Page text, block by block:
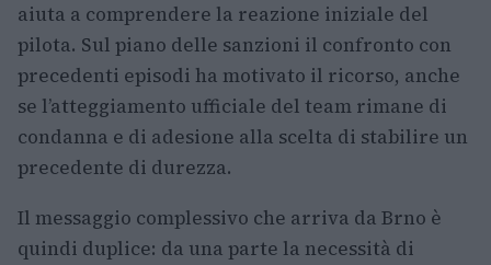
aiuta a comprendere la reazione iniziale del
pilota. Sul piano delle sanzioni il confronto con
precedenti episodi ha motivato il ricorso, anche
se l’atteggiamento ufficiale del team rimane di
condanna e di adesione alla scelta di stabilire un
precedente di durezza.
Il messaggio complessivo che arriva da Brno è
quindi duplice: da una parte la necessità di